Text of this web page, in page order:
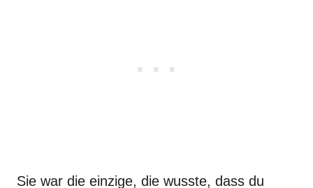
Sie war die einzige, die wusste, dass du